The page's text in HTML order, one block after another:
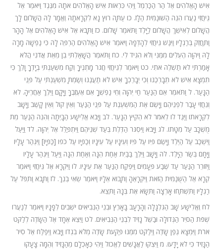
אִישׁ הָאֱלֹהִים אֶל הַר הַכַּרְמֶל וַיְהִי כִּרְאוֹת אִישׁ הָאֱלֹהִים אֹתָהּ מִנֶּגֶד וַיֹּאמֶר אֶל
גֵּיחֲזִי נַעֲרוֹ הִנֵּה הַשּׁוּנַמִּית הַלָּז. כו עַתָּה רוּץ נָא לִקְרָאתָהּ וֶאֱמָר לָהּ הֲשָׁלוֹם לָךְ
הֲשָׁלוֹם לְאִישֵׁךְ הֲשָׁלוֹם לַיָּלֶד וַתֹּאמֶר שָׁלוֹם. כז וַתָּבֹא אֶל אִישׁ הָאֱלֹהִים אֶל הָהָר
וַתַּחֲזֵק בְּרַגְלָיו וַיִּגַּשׁ גֵּיחֲזִי לְהָדְפָהּ וַיֹּאמֶר אִישׁ הָאֱלֹהִים הַרְפֵּה לָהּ כִּי נַפְשָׁהּ מָרָה
לָהּ וַיהוָה הֶעְלִים מִמֶּנִּי וְלֹא הִגִּיד לִי. כח וַתֹּאמֶר הֲשָׁאַלְתִּי בֵן מֵאֵת אֲדֹנִי הֲלֹא
אָמַרְתִּי לֹא תַשְׁלֶה אֹתִי. כט וַיֹּאמֶר לְגֵיחֲזִי חֲגֹר מָתְנֶיךָ וְקַח מִשְׁעַנְתִּי בְיָדְךָ וָלֵךְ כִּי
תִמְצָא אִישׁ לֹא תְבָרְכֶנּוּ וְכִי יְבָרֶכְךָ אִישׁ לֹא תַעֲנֶנּוּ וְשַׂמְתָּ מִשְׁעַנְתִּי עַל פְּנֵי
הַנָּעַר. ל וַתֹּאמֶר אֵם הַנַּעַר חַי יְהוָה וְחֵי נַפְשְׁךָ אִם אֶעֶזְבֶךָּ וַיָּקָם וַיֵּלֶךְ אַחֲרֶיהָ. לא
וְגֵחֲזִי עָבַר לִפְנֵיהֶם וַיָּשֶׂם אֶת הַמִּשְׁעֶנֶת עַל פְּנֵי הַנַּעַר וְאֵין קוֹל וְאֵין קָשֶׁב וַיָּשָׁב
לִקְרָאתוֹ וַיַּגֶּד לוֹ לֵאמֹר לֹא הֵקִיץ הַנָּעַר. לב וַיָּבֹא אֱלִישָׁע הַבָּיְתָה וְהִנֵּה הַנַּעַר מֵת
מֻשְׁכָּב עַל מִטָּתוֹ. לג וַיָּבֹא וַיִּסְגֹּר הַדֶּלֶת בְּעַד שְׁנֵיהֶם וַיִּתְפַּלֵּל אֶל יְהוָה. לד וַיַּעַל
וַיִּשְׁכַּב עַל הַיֶּלֶד וַיָּשֶׂם פִּיו עַל פִּיו וְעֵינָיו עַל עֵינָיו וְכַפָּיו עַל כפו [כַּפָּיו] וַיִּגְהַר עָלָיו
וַיָּחָם בְּשַׂר הַיָּלֶד. לה וַיָּשָׁב וַיֵּלֶךְ בַּבַּיִת אַחַת הֵנָּה וְאַחַת הֵנָּה וַיַּעַל וַיִּגְהַר עָלָיו
וַיְזוֹרֵר הַנַּעַר עַד שֶׁבַע פְּעָמִים וַיִּפְקַח הַנַּעַר אֶת עֵינָיו. לו וַיִּקְרָא אֶל גֵּיחֲזִי וַיֹּאמֶר
קְרָא אֶל הַשֻּׁנַמִּית הַזֹּאת וַיִּקְרָאֶהָ וַתָּבוֹא אֵלָיו וַיֹּאמֶר שְׂאִי בְנֵךְ. לז וַתָּבֹא וַתִּפֹּל עַל
רַגְלָיו וַתִּשְׁתַּחוּ אָרְצָה וַתִּשָּׂא אֶת בְּנָהּ וַתֵּצֵא.
לח וֶאֱלִישָׁע שָׁב הַגִּלְגָּלָה וְהָרָעָב בָּאָרֶץ וּבְנֵי הַנְּבִיאִים יֹשְׁבִים לְפָנָיו וַיֹּאמֶר לְנַעֲרוֹ
שְׁפֹת הַסִּיר הַגְּדוֹלָה וּבַשֵּׁל נָזִיד לִבְנֵי הַנְּבִיאִים. לט וַיֵּצֵא אֶחָד אֶל הַשָּׂדֶה לְלַקֵּט
אֹרֹת וַיִּמְצָא גֶּפֶן שָׂדֶה וַיְלַקֵּט מִמֶּנּוּ פַּקֻּעֹת שָׂדֶה מְלֹא בִגְדוֹ וַיָּבֹא וַיְפַלַּח אֶל סִיר
הַנָּזִיד כִּי לֹא יָדָעוּ. מ וַיִּצְקוּ לַאֲנָשִׁים לֶאֱכוֹל וַיְהִי כְּאָכְלָם מֵהַנָּזִיד וְהֵמָּה צָעָקוּ